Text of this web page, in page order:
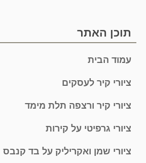
תוכן האתר
עמוד הבית
ציורי קיר לעסקים
ציורי קיר ורצפה תלת מימד
ציורי גרפיטי על קירות
ציורי שמן ואקריליק על בד קנבס